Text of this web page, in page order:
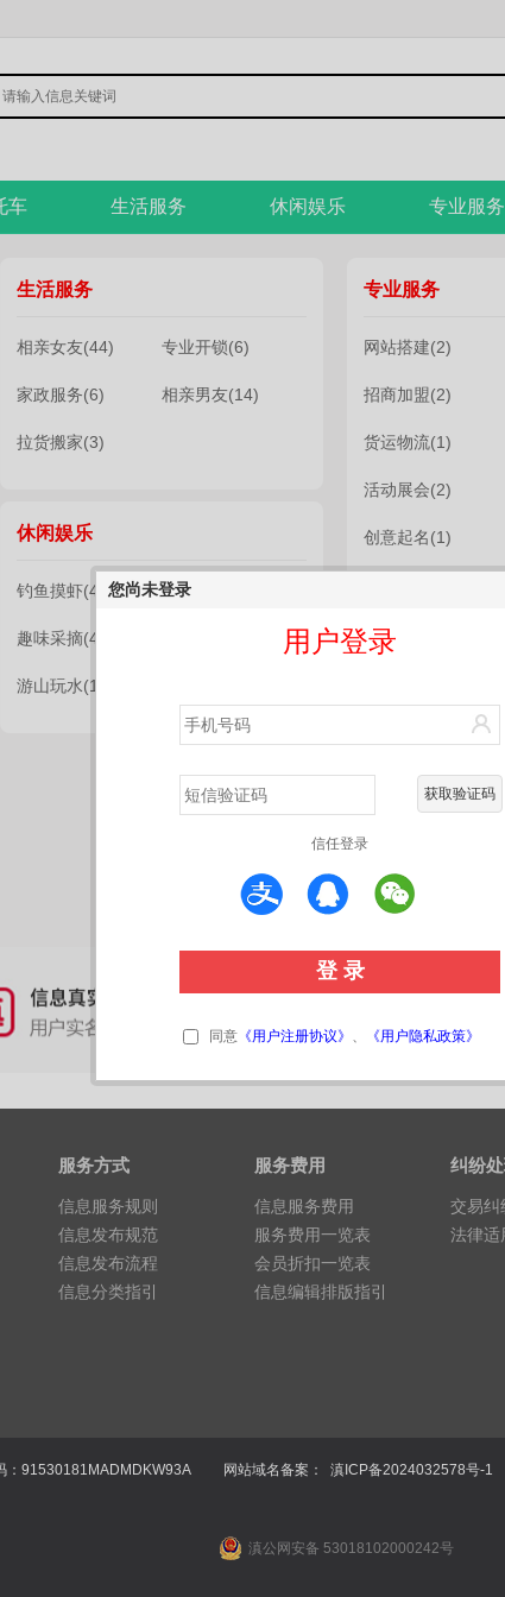
车 生活服务 休闲娱乐 专业服务
生活服务
相亲女友(44) 专业开锁(6)
家政服务(6) 相亲男友(14)
拉货搬家(3)
休闲娱乐
钓鱼摸虾(4) 户外拓展(3)
趣味采摘(4)
游山玩水(1)
专业服务
网站搭建(2)
招商加盟(2)
货运物流(1)
活动展会(2)
创意起名(1)
培训辅导
深造辅导(6)
兴趣辅导(9)
服务方式
信息服务规则
信息发布规范
信息发布流程
信息分类指引
服务费用
信息服务费用
服务费用一览表
会员折扣一览表
信息编辑排版指引
纠纷
交易纠
法律适
：91530181MADMDKW93A 网站域名备案： 滇ICP备2024032578号-1
滇公网安备 53018102000242号
您尚未登录
用户登录
获取验证码
信任登录
同意 《用户注册协议》 、 《用户隐私政策》